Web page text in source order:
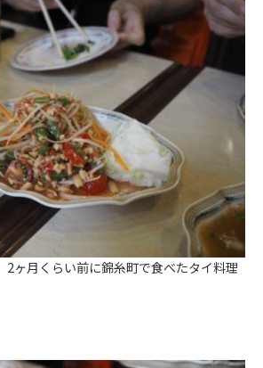
2ヶ月くらい前に錦糸町で食べたタイ料理